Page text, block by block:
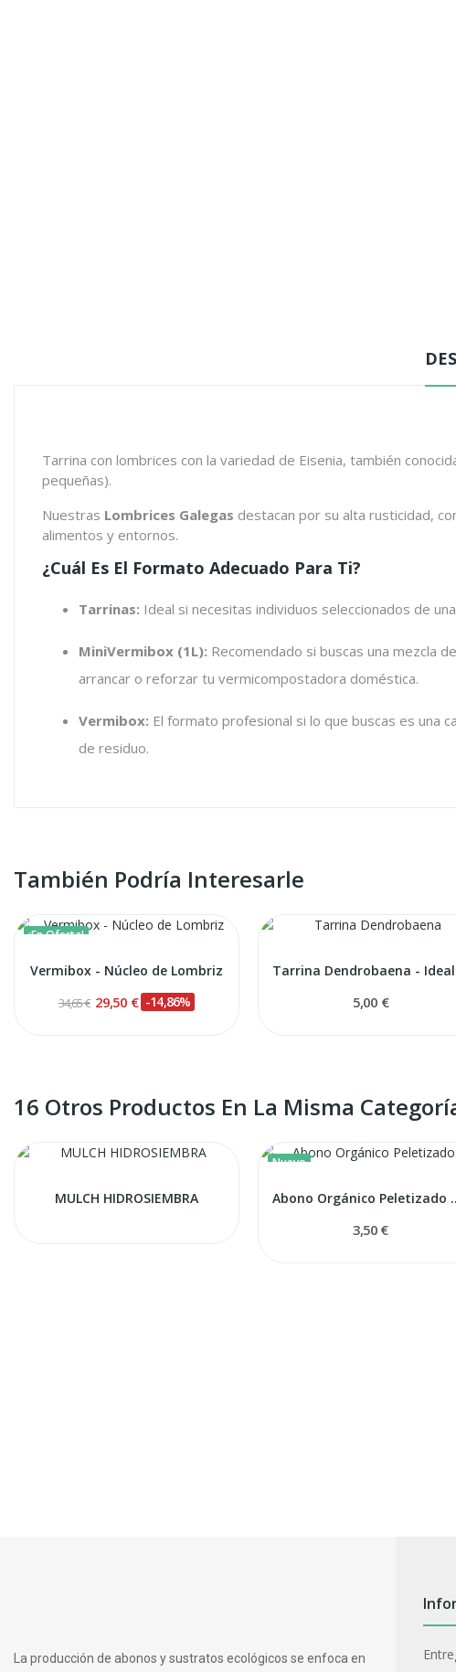
Tarrina con lombrices con la variedad de Eisenia, también
pequeñas).
Nuestras Lombrices Galegas destacan por su alta rusticidad,
alimentos y entornos.
¿Cuál Es El Formato Adecuado Para Ti?
Tarrinas: Ideal si necesitas individuos seleccionados de
MiniVermibox (1L): Recomendado si buscas una mezcla
arrancar o reforzar tu vermicompostadora doméstica.
Vermibox: El formato profesional si lo que buscas es una
de residuo.
También Podría Interesarle
¡En Oferta!
Vermibox - Núcleo de Lombriz
34,65 € 29,50 € -14,86% 5,00 €
16 Otros Productos En La Misma
MULCH HIDROSIEMBRA
Nuevo
Abono
3,50 €
La producción de abonos y sustratos ecológicos se enfoca en